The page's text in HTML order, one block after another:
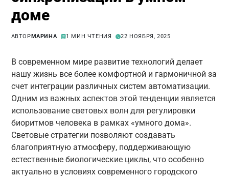
доме
АВТОРМАРИНА 1 МИН ЧТЕНИЯ 22 НОЯБРЯ, 2025
В современном мире развитие технологий делает
нашу жизнь все более комфортной и гармоничной за
счет интеграции различных систем автоматизации.
Одним из важных аспектов этой тенденции является
использование световых волн для регулировки
биоритмов человека в рамках «умного дома».
Световые стратегии позволяют создавать
благоприятную атмосферу, поддерживающую
естественные биологические циклы, что особенно
актуально в условиях современного городского